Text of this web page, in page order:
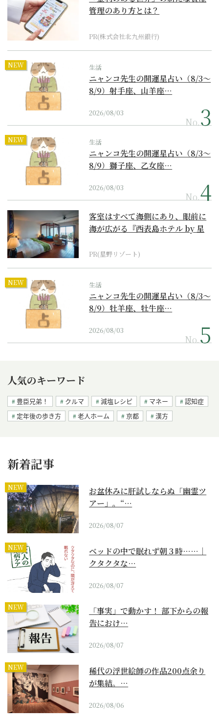
管理のあり方とは？
PR(株式会社北九州銀行)
NEW 生活
ニャンコ先生の開運星占い（8/3～
8/9）射手座、山羊座…
2026/08/03
No.
NEW 生活
ニャンコ先生の開運星占い（8/3～
8/9）獅子座、乙女座…
2026/08/03
No.
客室はすべて海側にあり、眼前に
海が広がる『西表島ホテル by 星
PR(星野リゾート)
NEW 生活
ニャンコ先生の開運星占い（8/3～
8/9）牡羊座、牡牛座…
2026/08/03
No.
人気のキーワード
豊臣兄弟！ クルマ 減塩レシピ マネー
認知症
定年後の歩き方
老人ホーム 京都 漢方
新着記事
NEW
お盆休みに肝試しならぬ「幽霊ツ
アー」。“…
2026/08/07
NEW
ベッドの中で眠れず朝３時……｜
クタクタな…
2026/08/07
NEW
「事実」で動かす！ 部下からの報
告におけ…
2026/08/07
NEW
稀代の浮世絵師の作品200点余り
が集結。…
2026/08/06